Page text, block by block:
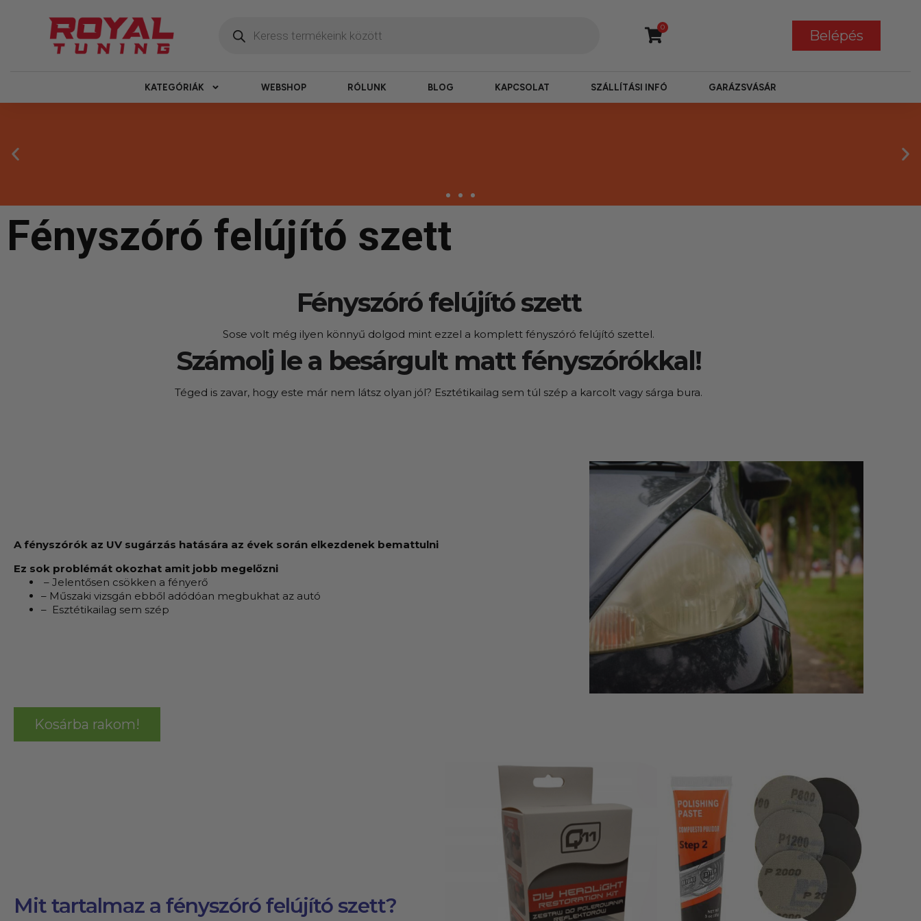
0
Belépés
KATEGÓRIÁK WEBSHOP RÓLUNK BLOG KAPCSOLAT SZÁLLÍTÁSI INFÓ GARÁZSVÁSÁR
Megbízható termékek
Kínálatunkban kizárólag olyan termékek szerepelnek, amelyekben mi is bízunk.
Fényszóró felújító szett
Fényszóró felújító szett
Sose volt még ilyen könnyű dolgod mint ezzel a komplett fényszóró felújító szettel.
Számolj le a besárgult matt fényszórókkal!
Téged is zavar, hogy este már nem látsz olyan jól? Esztétikailag sem túl szép a karcolt vagy sárga bura.
A fényszórók az UV sugárzás hatására az évek során elkezdenek bemattulni
Ez sok problémát okozhat amit jobb megelőzni
– Jelentősen csökken a fényerő
– Műszaki vizsgán ebből adódóan megbukhat az autó
– Esztétikailag sem szép
Kosárba rakom!
Mit tartalmaz a fényszóró felújító szett?